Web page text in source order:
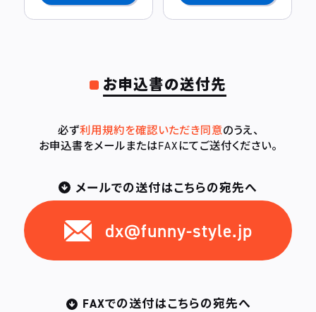
お申込書の送付先
必ず利用規約を確認いただき同意のうえ、
お申込書をメールまたはFAXにてご送付ください。
メールでの送付はこちらの宛先へ
dx@funny-style.jp
FAXでの送付はこちらの宛先へ